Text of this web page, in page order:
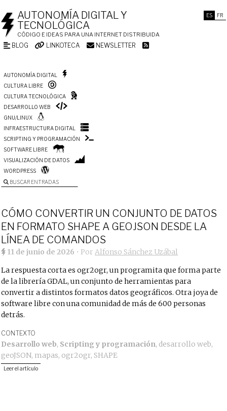
ES FR
AUTONOMÍA DIGITAL Y
TECNOLÓGICA
CÓDIGO E IDEAS PARA UNA INTERNET DISTRIBUIDA
BLOG LINKOTECA NEWSLETTER
AUTONOMÍA DIGITAL
CULTURA LIBRE
CULTURA TECNOLÓGICA
DESARROLLO WEB
GNU/LINUX
INFRAESTRUCTURA DIGITAL
SCRIPTING Y PROGRAMACIÓN
SOFTWARE LIBRE
VISUALIZACIÓN DE DATOS
WORDPRESS
BUSCAR ENTRADAS
CÓMO CONVERTIR UN CONJUNTO DE DATOS
EN FORMATO SHAPE A GEOJSON DESDE LA
LÍNEA DE COMANDOS
11 de junio de 2026 • PorAlfonso Sánchez Uzábal
La respuesta corta es ogr2ogr, un programita que forma parte
de la librería GDAL, un conjunto de herramientas para
convertir a distintos formatos datos geográficos. Otra joya de
software libre con una comunidad de más de 600 personas
detrás.
CONTEXTO
Desarrollo web, Scripting y programación, desarrollo web,
geoJSON, mapas, ogr2ogr, SHAPE
Leer el artículo